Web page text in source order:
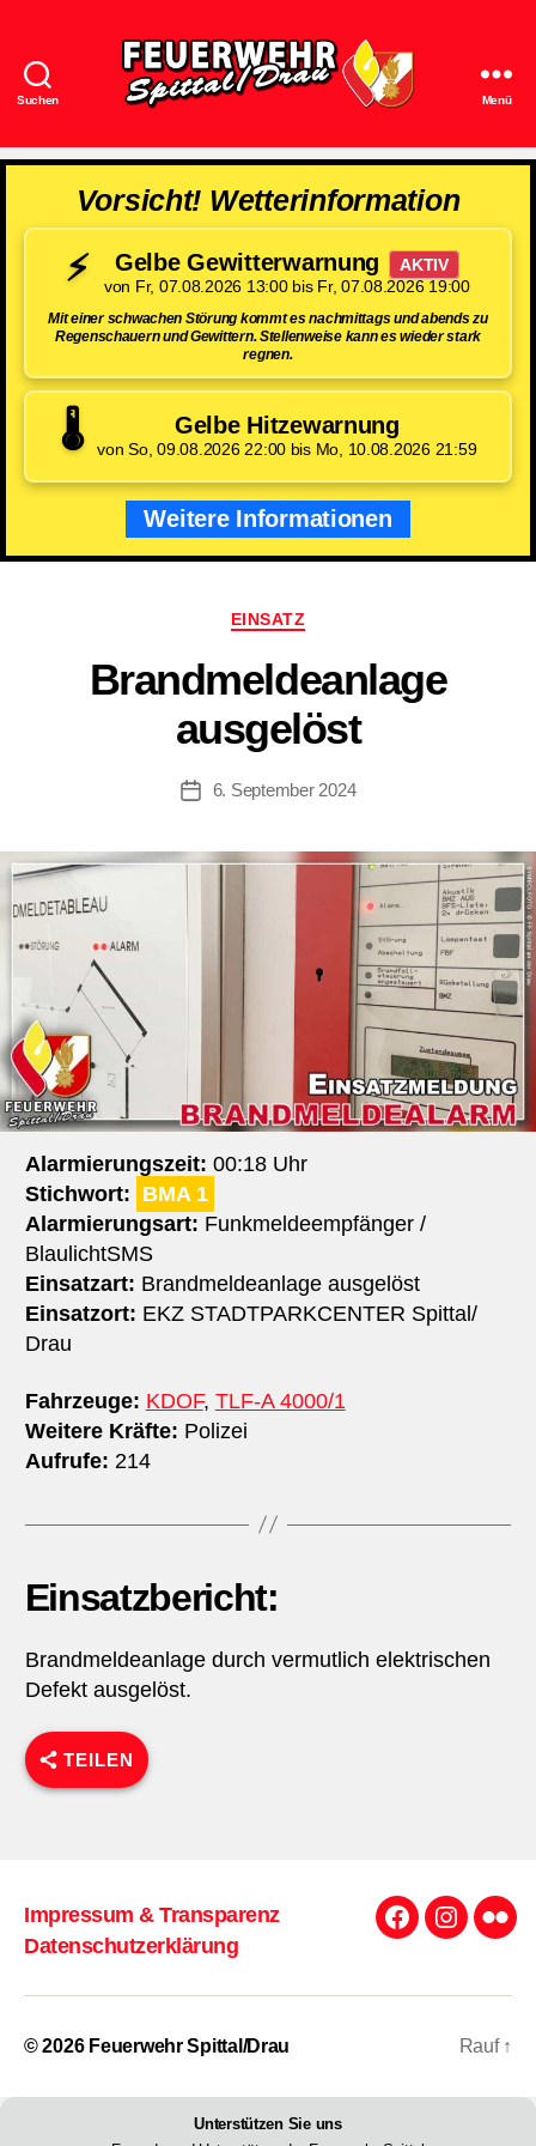
Suchen
Spittal/Drau
Menü
Vorsicht! Wetterinformation
⚡ Gelbe Gewitterwarnung
AKTIV
von Fr, 07.08.2026 13:00 bis Fr, 07.08.2026 19:00
Mit einer schwachen Störung kommt es nachmittags und abends zu
Regenschauern und Gewittern. Stellenweise kann es wieder stark
regnen.
🌡️ Gelbe Hitzewarnung
von So, 09.08.2026 22:00 bis Mo, 10.08.2026 21:59
Weitere Informationen
Kategorien
EINSATZ
Brandmeldeanlage
ausgelöst
Beitragsdatum
6. September 2024
Alarmierungszeit: 00:18 Uhr
Stichwort: BMA 1
Alarmierungsart: Funkmeldeempfänger /
BlaulichtSMS
Einsatzart: Brandmeldeanlage ausgelöst
Einsatzort: EKZ STADTPARKCENTER Spittal/​
Drau
Fahrzeuge: KDOF, TLF-A 4000/1
Weitere Kräfte: Polizei
Aufrufe: 214
Einsatzbericht:
Brandmeldeanlage durch vermutlich elektrischen
Defekt ausgelöst.
TEILEN
Impressum & Transparenz
Datenschutzerklärung
Facebook
© 2026 Feuerwehr Spittal/Drau Rauf ↑
Unterstützen Sie uns